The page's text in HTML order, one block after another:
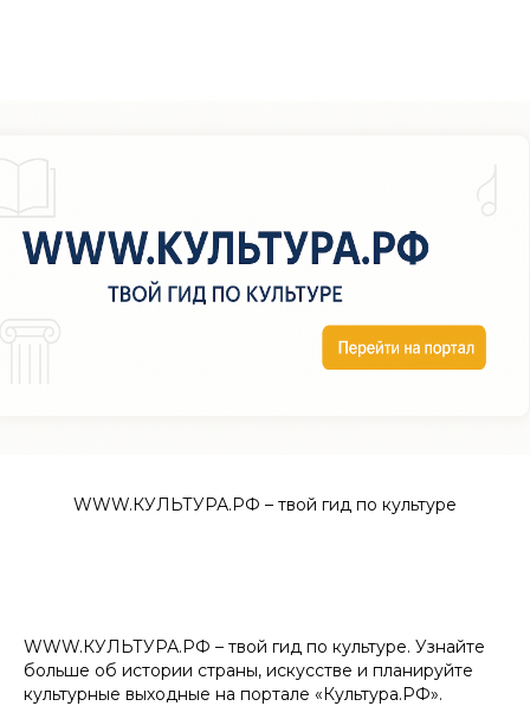
WWW.КУЛЬТУРА.РФ – твой гид по культуре
WWW.КУЛЬТУРА.РФ – твой гид по культуре. Узнайте
больше об истории страны, искусстве и планируйте
культурные выходные на портале «Культура.РФ».